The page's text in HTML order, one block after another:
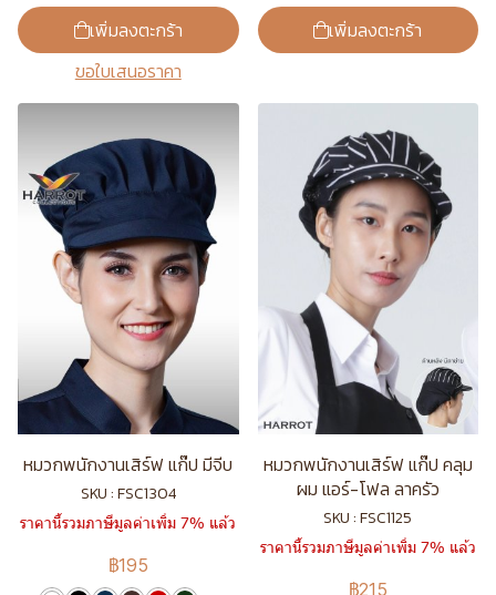
เพิ่มลงตะกร้า
ขอใบเสนอราคา
เพิ่มลงตะกร้า
หมวกพนักงานเสิร์ฟ แก๊ป มีจีบ
SKU : FSC1304
ราคานี้รวมภาษีมูลค่าเพิ่ม 7% แล้ว
฿195
หมวกพนักงานเสิร์ฟ แก๊ป คลุม
ผม แอร์-โฟล ลาครัว
SKU : FSC1125
ราคานี้รวมภาษีมูลค่าเพิ่ม 7% แล้ว
฿215